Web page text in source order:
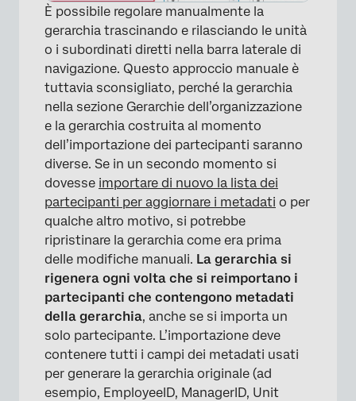
×
È possibile regolare manualmente la
gerarchia trascinando e rilasciando le unità
o i subordinati diretti nella barra laterale di
navigazione. Questo approccio manuale è
tuttavia sconsigliato, perché la gerarchia
nella sezione Gerarchie dell’organizzazione
e la gerarchia costruita al momento
dell’importazione dei partecipanti saranno
diverse. Se in un secondo momento si
dovesse importare di nuovo la lista dei
partecipanti per aggiornare i metadati o per
qualche altro motivo, si potrebbe
ripristinare la gerarchia come era prima
delle modifiche manuali. La gerarchia si
rigenera ogni volta che si reimportano i
partecipanti che contengono metadati
della gerarchia, anche se si importa un
solo partecipante. L’importazione deve
contenere tutti i campi dei metadati usati
per generare la gerarchia originale (ad
esempio, EmployeeID, ManagerID, Unit